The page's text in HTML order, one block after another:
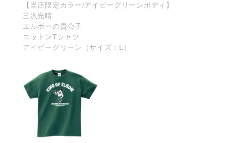
【当店限定カラー/アイビーグリーンボディ】
三沢光晴
エルボーの貴公子
コットンTシャツ
アイビーグリーン（サイズ：L）